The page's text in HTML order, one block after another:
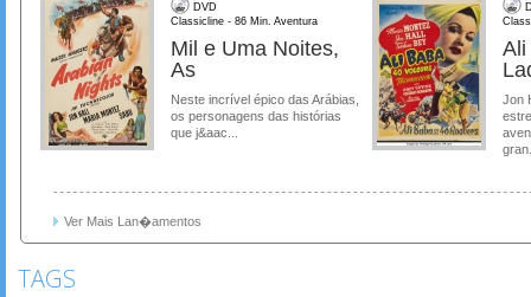
DVD
Classicline - 86 Min. Aventura
Mil e Uma Noites,
As
Neste incrível épico das Arábias,
os personagens das histórias
que j&aac...
Ali
Jon
Ver Mais Lan�amentos
TAGS